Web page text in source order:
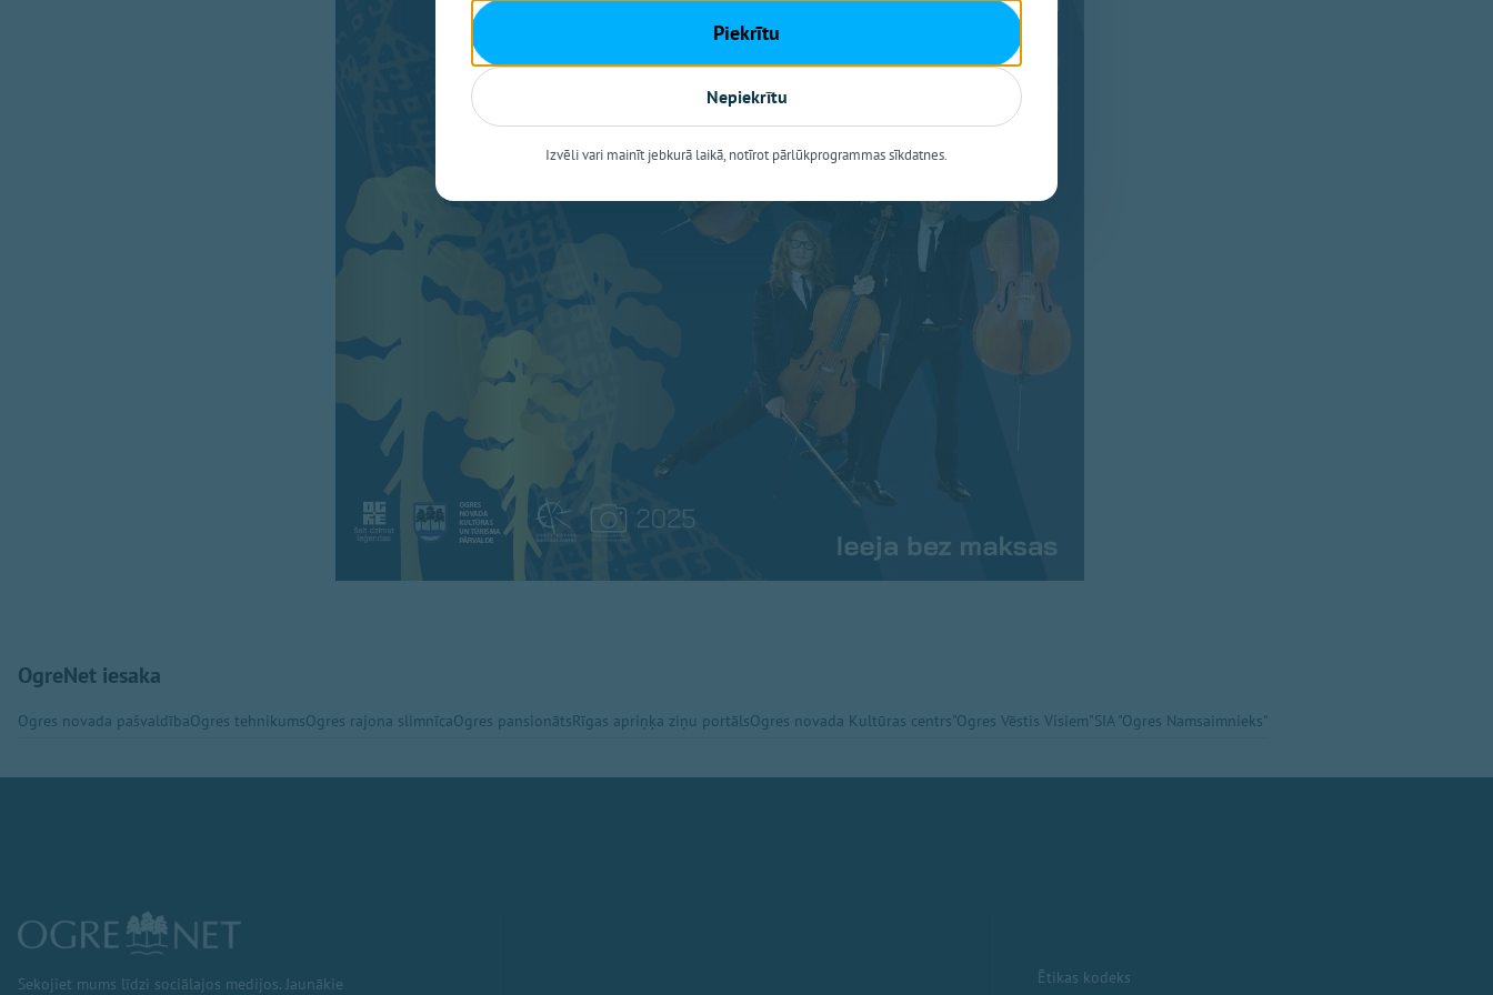
OgreNet iesaka
Ogres novada pašvaldībaOgres tehnikumsOgres rajona slimnīcaOgres pansionātsRīgas apriņķa ziņu portālsOgres novada Kultūras centrs"Ogres Vēstis Visiem"SIA "Ogres Namsaimnieks"
Sekojiet mums līdzi sociālajos medijos. Jaunākie Ētikas kodeks
Piekrītu
Nepiekrītu
Izvēli vari mainīt jebkurā laikā, notīrot pārlūkprogrammas sīkdatnes.